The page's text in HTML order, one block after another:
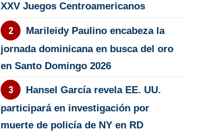
XXV Juegos Centroamericanos
Marileidy Paulino encabeza la
jornada dominicana en busca del oro
en Santo Domingo 2026
Hansel García revela EE. UU.
participará en investigación por
muerte de policía de NY en RD